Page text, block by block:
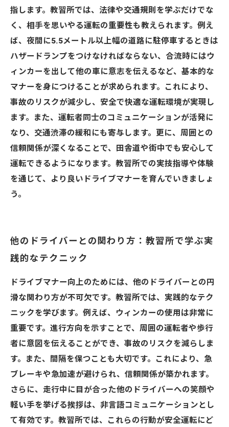
指します。教習所では、法律や交通規則を学ぶだけでな
く、相手を思いやる運転の重要性も教えられます。例え
ば、夜間に5.5メートル以上幅の道路に駐停車するときは
ハザードランプをつけなければならない、合流時にはウ
ィンカーを出して他の車に意志を伝えるなど、基本的な
マナーを身につけることが求められます。これにより、
事故のリスクが減少し、安全で快適な運転環境が実現し
ます。また、運転者同士のコミュニケーションが活発に
なり、交通渋滞の緩和にも寄与します。更に、周囲との
信頼関係が深くなることで、田舎道や街中でも安心して
運転できるようになります。教習所での実技指導や体験
を通じて、より良いドライブマナーを育んでいきましょ
う。
他のドライバーとの関わり方：教習所で学ぶ実
践的なテクニック
ドライブマナー向上のためには、他のドライバーとの円
滑な関わり方が不可欠です。教習所では、実践的なテク
ニックを学びます。例えば、ウィンカーの使用は非常に
重要です。進行方向を示すことで、周囲の運転者や歩行
者に意図を伝えることができ、事故のリスクを減らしま
す。また、間隔を保つことも大切です。これにより、急
ブレーキや急加速が避けられ、信頼関係が築かれます。
さらに、走行中に目が合った他のドライバーへの笑顔や
軽い手を挙げる挨拶は、非言語コミュニケーションとし
て有効です。教習所では、これらの行動が安全運転にど